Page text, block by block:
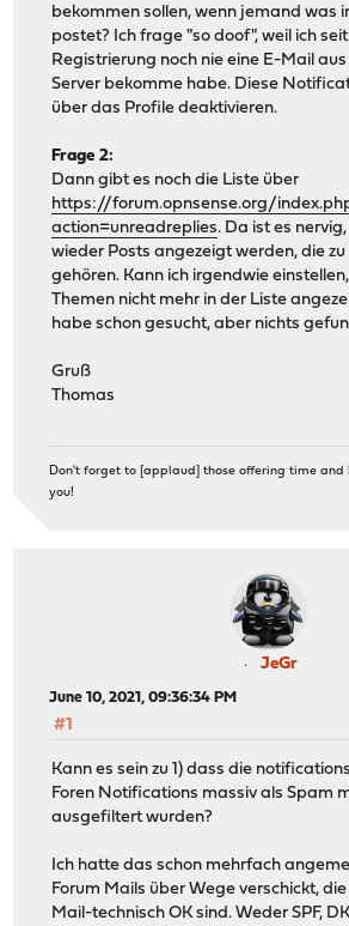
bekommen sollen, wenn jemand was
postet? Ich frage "so doof", weil ich
Registrierung noch nie eine E-Mail
Server bekomme habe. Diese
über das Profile deaktivieren.
Frage 2:
Dann gibt es noch die Liste über
https://forum.opnsense.org/
action=unreadreplies. Da ist es
wieder Posts angezeigt werden, die
gehören. Kann ich irgendwie
Themen nicht mehr in der Liste
habe schon gesucht, aber nichts
Gruß
Thomas
Don't forget to [applaud] those offering time and
you!
JeGr
June 10, 2021, 09:36:34 PM
#1
Kann es sein zu 1) dass die
Foren Notifications massiv als Spam
ausgefiltert wurden?
Ich hatte das schon mehrfach
Forum Mails über Wege verschickt,
Mail-technisch OK sind. Weder SPF,